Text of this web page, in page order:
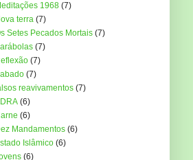
1968 (7)
terra (7)
Setes Pecados Mortais (7)
(7)
(7)
(7)
reavivamentos (7)
(6)
(6)
Mandamentos (6)
Islâmico (6)
(6)